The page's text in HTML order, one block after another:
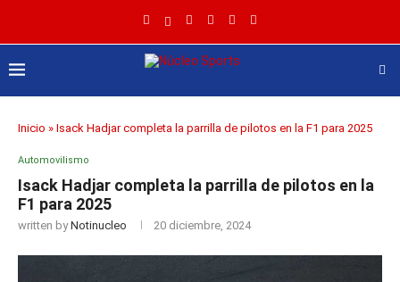
Inicio » Isack Hadjar completa la parrilla de pilotos en la F1 para 2025
Automovilismo
Isack Hadjar completa la parrilla de pilotos en la
F1 para 2025
written byNotinucleo 20 diciembre, 2024